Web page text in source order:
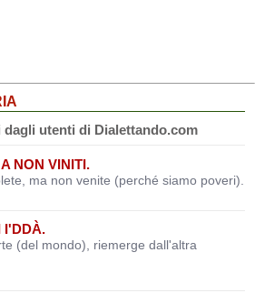
utenti di Dialettando.com
NON VINITI.
ma non venite (perché siamo poveri).
I'DDÀ.
(del mondo), riemerge dall'altra